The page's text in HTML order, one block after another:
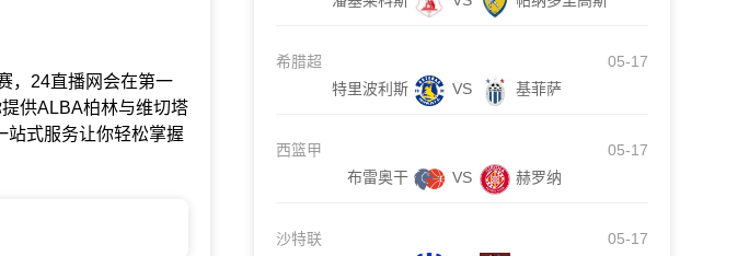
，24直播网会在第一
供ALBA柏林与维切塔
站式服务让你轻松掌握
希腊超
05-17
特里波利斯
VS 基菲萨
西篮甲
05-17
布雷奥干
VS 赫罗纳
沙特联
05-17